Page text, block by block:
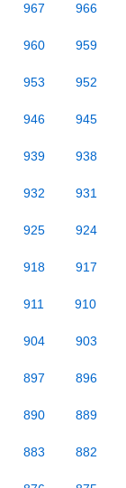
967 966
960 959
953 952
946 945
939 938
932 931
925 924
918 917
911 910
904 903
897 896
890 889
883 882